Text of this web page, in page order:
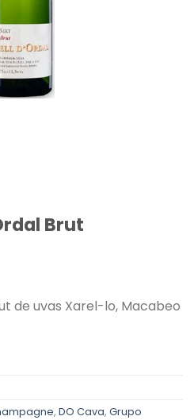
Brut
de uvas Xarel-lo, Macabeo
, DO Cava, Grupo